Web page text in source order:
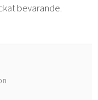
bevarande.